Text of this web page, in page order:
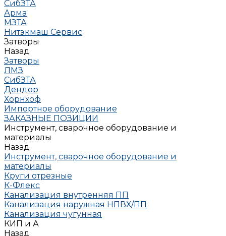
СибЗТА
Арма
МЗТА
Нитэкмаш Сервис
Затворы
Назад
Затворы
ЛМЗ
СибЗТА
Дендор
Хорнхоф
Импортное оборудование
ЗАКАЗНЫЕ ПОЗИЦИИ
Инструмент, сварочное оборудование и
материалы
Назад
Инструмент, сварочное оборудование и
материалы
Круги отрезные
К-Флекс
Канализация внутренняя ПП
Канализация наружная НПВХ/ПП
Канализация чугунная
КИП и А
Назад